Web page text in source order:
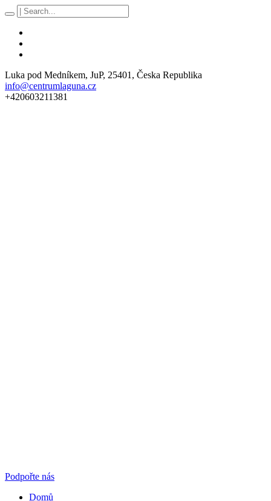
Luka pod Medníkem, JuP, 25401 , Česka Republika
info@centrumlaguna.cz
+420603211381
Podpořte nás
Domů